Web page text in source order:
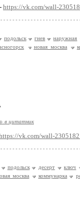
https://vk.com/wall-
подольск гнев наружная
новая москва
в цитатник
vk.com/wall-
подольск десерт ключ
москва коммунарка